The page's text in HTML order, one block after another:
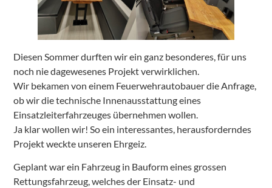
Diesen Sommer durften wir ein ganz besonderes, für uns
noch nie dagewesenes Projekt verwirklichen.
Wir bekamen von einem Feuerwehrautobauer die Anfrage,
ob wir die technische Innenausstattung eines
Einsatzleiterfahrzeuges übernehmen wollen.
Ja klar wollen wir! So ein interessantes, herausforderndes
Projekt weckte unseren Ehrgeiz.
Geplant war ein Fahrzeug in Bauform eines grossen
Rettungsfahrzeug, welches der Einsatz- und